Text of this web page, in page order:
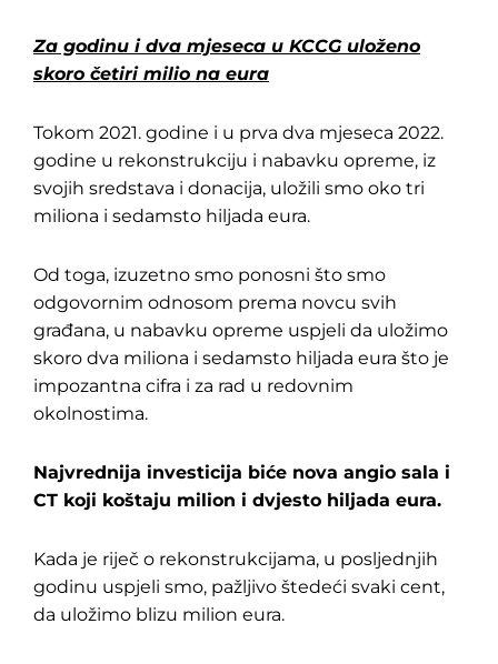
Za godinu i dva mjeseca u KCCG uloženo
skoro četiri milio na eura
Tokom 2021. godine i u prva dva mjeseca 2022.
godine u rekonstrukciju i nabavku opreme, iz
svojih sredstava i donacija, uložili smo oko tri
miliona i sedamsto hiljada eura.
Od toga, izuzetno smo ponosni što smo
odgovornim odnosom prema novcu svih
građana, u nabavku opreme uspjeli da uložimo
skoro dva miliona i sedamsto hiljada eura što je
impozantna cifra i za rad u redovnim
okolnostima.
Najvrednija investicija biće nova angio sala i
CT koji koštaju milion i dvjesto hiljada eura.
Kada je riječ o rekonstrukcijama, u posljednjih
godinu uspjeli smo, pažljivo štedeći svaki cent,
da uložimo blizu milion eura.